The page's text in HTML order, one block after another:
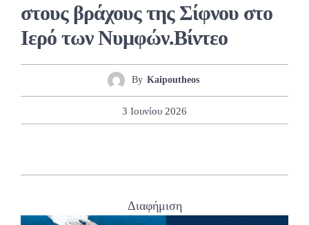
στους βράχους της Σίφνου στο
Ιερό των Νυμφών.Βίντεο
By Kaipoutheos
3 Ιουνίου 2026
Διαφήμιση